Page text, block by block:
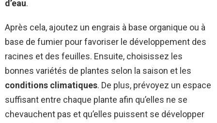
d’eau.
Après cela, ajoutez un engrais à base organique ou à
base de fumier pour favoriser le développement des
racines et des feuilles. Ensuite, choisissez les
bonnes variétés de plantes selon la saison et les
conditions climatiques. De plus, prévoyez un espace
suffisant entre chaque plante afin qu’elles ne se
chevauchent pas et qu’elles puissent se développer